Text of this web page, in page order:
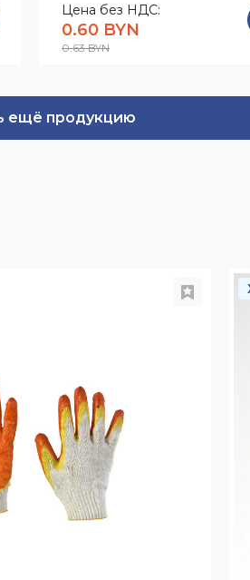
Цена без НДС:
0.60 BYN
0.63 BYN
ещё продукцию